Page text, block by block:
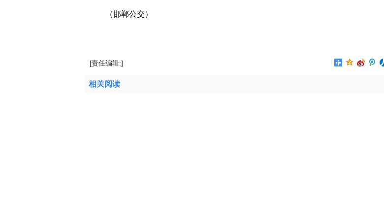
（邯郸公交）
[责任编辑:]
相关阅读